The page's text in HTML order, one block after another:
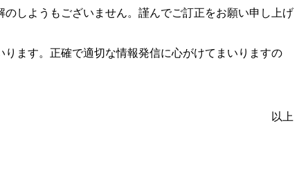
しようもございません。謹んでご訂正をお願い申し上げ
ます。正確で適切な情報発信に心がけてまいりますの
以上